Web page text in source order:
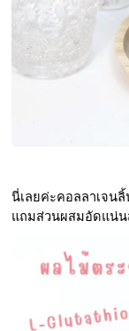
นี่เลยค่ะคอลลาเจน
แถมส่วนผสมอัดแน่น